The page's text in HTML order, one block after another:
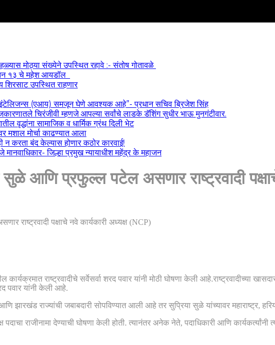
मोठ्या संख्येने उपस्थित रहावे :- संतोष गोतावळे
१३ चे महेश आयडॉल
उपस्थित राहणार
इंटेलिजन्स (एआय) समजून घेणे आवश्यक आहे”- प्रधान सचिव ब्रिजेश सिंह
चिरंजीवी म्हणजे आपल्या सर्वांचे लाडके डॅशिंग सुधीर भाऊ मुनगंटीवार.
वृद्धांना सामाजिक व धार्मिक ग्रंथ दिली भेट
मशाल मोर्चा काढण्यात आला
न करता बंद केल्यास होणार कठोर कारवाई!
जिल्हा प्रमुख न्यायाधीश महेंद्र के महाजन
सुळे आणि प्रफुल्ल पटेल असणार राष्ट्रवादी
राष्ट्रवादीचे सर्वेसर्वा शरद पवार यांनी मोठी घोषणा केली आहे.राष्ट्रवादीच्या
पवार यांनी केली आहे.
झारखंड राज्यांची जबाबदारी सोपविण्यात आली आहे तर सुप्रिया सुळे यांच्यावर महाराष्ट्र,
पदाचा राजीनामा देण्याची घोषणा केली होती. त्यानंतर अनेक नेते, पदाधिकारी आणि